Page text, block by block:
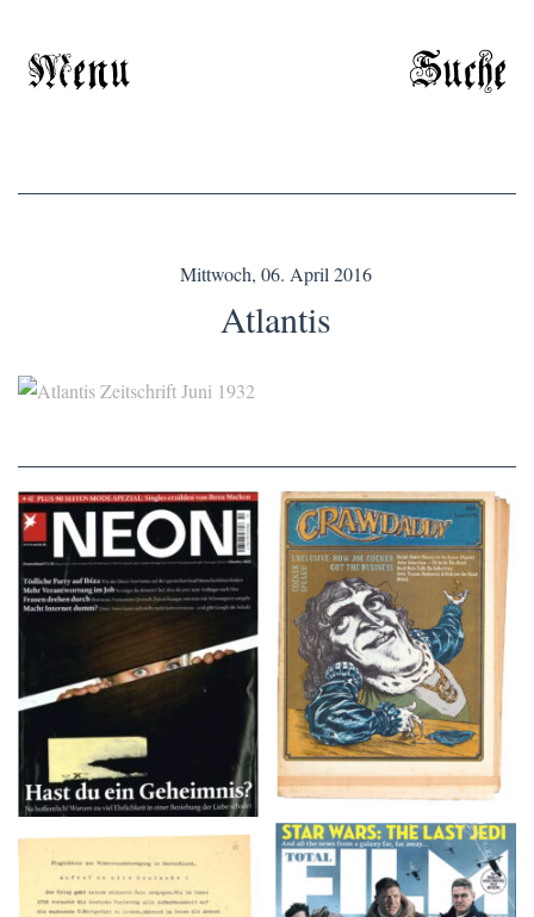
Menu Suche
Mittwoch, 06. April 2016
Atlantis
NEON – OKTOBER
2008
Crawdaddy – June/11/72
TOTAL FILM #260 –